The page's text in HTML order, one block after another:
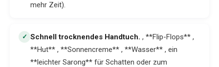
mehr Zeit).
✓ Schnell trocknendes Handtuch. , **Flip-Flops** ,
**Hut** , **Sonnencreme** , **Wasser** , ein
**leichter Sarong** für Schatten oder zum